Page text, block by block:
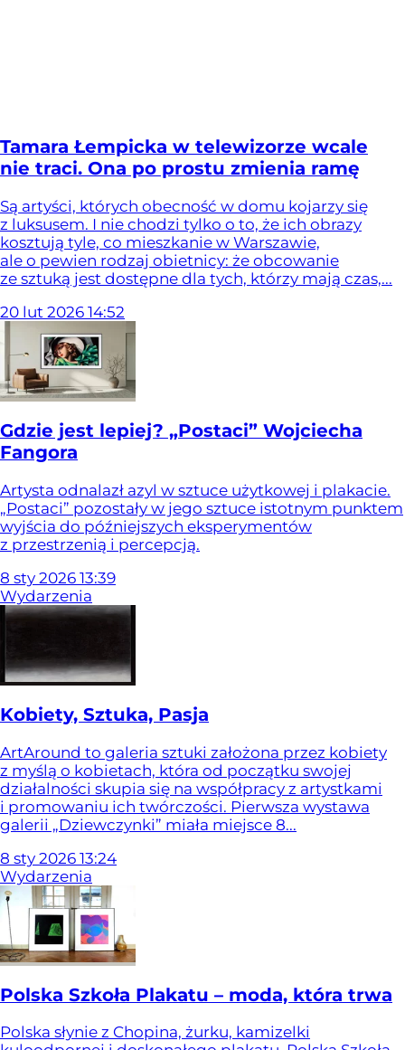
Tamara Łempicka w telewizorze wcale
nie traci. Ona po prostu zmienia ramę
Są artyści, których obecność w domu kojarzy się
z luksusem. I nie chodzi tylko o to, że ich obrazy
kosztują tyle, co mieszkanie w Warszawie,
ale o pewien rodzaj obietnicy: że obcowanie
ze sztuką jest dostępne dla tych, którzy mają czas,...
20 lut 2026 14:52
Gdzie jest lepiej? „Postaci” Wojciecha
Fangora
Artysta odnalazł azyl w sztuce użytkowej i plakacie.
„Postaci” pozostały w jego sztuce istotnym punktem
wyjścia do późniejszych eksperymentów
z przestrzenią i percepcją.
8 sty 2026 13:39
Wydarzenia
Kobiety, Sztuka, Pasja
ArtAround to galeria sztuki założona przez kobiety
z myślą o kobietach, która od początku swojej
działalności skupia się na współpracy z artystkami
i promowaniu ich twórczości. Pierwsza wystawa
galerii „Dziewczynki” miała miejsce 8...
8 sty 2026 13:24
Wydarzenia
Polska Szkoła Plakatu – moda, która trwa
Polska słynie z Chopina, żurku, kamizelki